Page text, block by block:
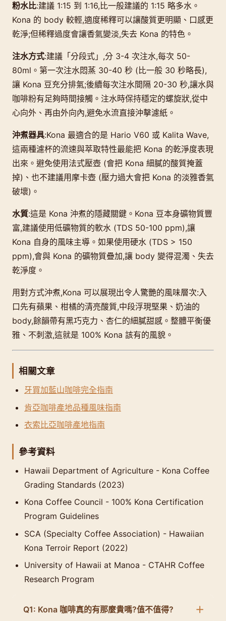
粉水比:建議 1:15 到 1:16,比一般建議的 1:15 略多水。
Kona 的 body 較輕,適度稀釋可以讓酸質更明顯、口感更
乾淨;但稀釋過度會讓香氣變淡,失去 Kona 的特色。
注水方式:建議「分段式」,分 3-4 次注水,每次 50-
80ml。第一次注水悶蒸 30-40 秒 (比一般 30 秒略長),
讓 Kona 豆充分排氣;後續每次注水間隔 20-30 秒,讓水與
咖啡粉有足夠時間接觸。注水時保持穩定的螺旋狀,從中
心向外、再由外向內,避免水流直接沖擊濾紙。
沖煮器具:Kona 最適合的是 Hario V60 或 Kalita Wave,
這兩種濾杯的流速與萃取特性最能把 Kona 的乾淨度表現
出來。避免使用法式壓壺 (會把 Kona 細膩的酸質掩蓋
掉)、也不建議用摩卡壺 (壓力過大會把 Kona 的淡雅香氣
破壞)。
水質:這是 Kona 沖煮的隱藏關鍵。Kona 豆本身礦物質豐
富,建議使用低礦物質的軟水 (TDS 50-100 ppm),讓
Kona 自身的風味主導。如果使用硬水 (TDS > 150
ppm),會與 Kona 的礦物質疊加,讓 body 變得混濁、失去
乾淨度。
用對方式沖煮,Kona 可以展現出令人驚艷的風味層次:入
口先有蘋果、柑橘的清亮酸質,中段浮現堅果、奶油的
body,餘韻帶有黑巧克力、杏仁的細膩甜感。整體平衡優
雅、不刺激,這就是 100% Kona 該有的風貌。
相關文章
牙買加藍山咖啡完全指南
肯亞咖啡產地品種風味指南
衣索比亞咖啡產地指南
參考資料
Hawaii Department of Agriculture - Kona Coffee
Grading Standards (2023)
Kona Coffee Council - 100% Kona Certification
Program Guidelines
SCA (Specialty Coffee Association) - Hawaiian
Kona Terroir Report (2022)
University of Hawaii at Manoa - CTAHR Coffee
Research Program
Q1: Kona 咖啡真的有那麼貴嗎?值不值得?